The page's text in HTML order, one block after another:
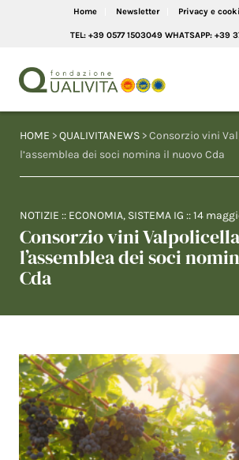
Home Newsletter Privacy e
TEL: +39 0577 1503049 WHATSAPP: +39
HOME >QUALIVITANEWS > Consorzio vini
l’assemblea dei soci nomina il nuovo Cda
NOTIZIE :: ECONOMIA, SISTEMA IG ::14
Consorzio vini
l’assemblea dei soci
Cda